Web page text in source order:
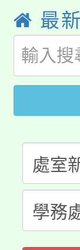
系
學
版
淨
公
代
「
桃
生
代
公
代
轉
《
最